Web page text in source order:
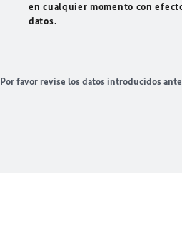
en cualquier momento con
datos.
Por favor revise los datos introducidos